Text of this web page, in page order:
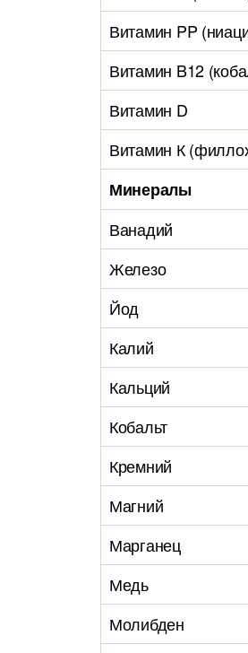
Витамин PP
Витамин B12
Витамин D
Витамин К
Минералы
Ванадий
Железо
Йод
Калий
Кальций
Кобальт
Кремний
Магний
Марганец
Медь
Молибден